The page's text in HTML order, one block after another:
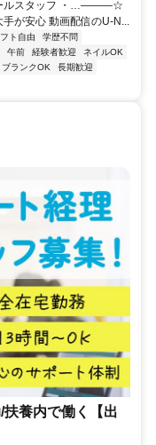
ールスタッフ ・…―――☆
安心 動画配信のU-N...
ト自由
学歴不問
午前 経験者歓迎
ネイルOK
ブランクOK
長期歓迎
養内で働く【出